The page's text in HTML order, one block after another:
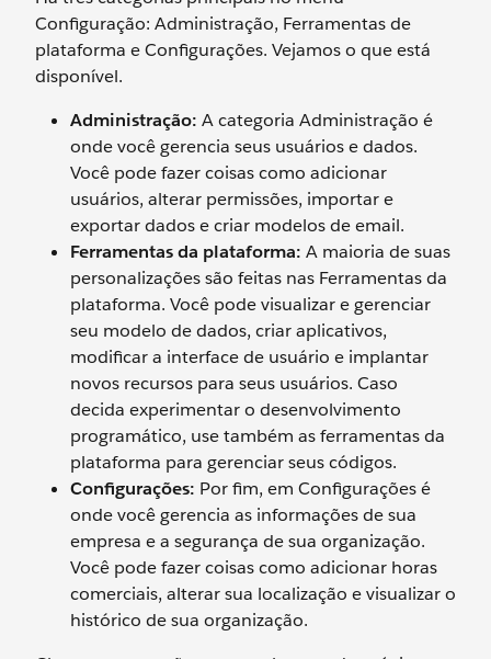
Configuração: Administração, Ferramentas de
plataforma e Configurações. Vejamos o que está
disponível.
Administração: A categoria Administração é
onde você gerencia seus usuários e dados.
Você pode fazer coisas como adicionar
usuários, alterar permissões, importar e
exportar dados e criar modelos de email.
Ferramentas da plataforma: A maioria de suas
personalizações são feitas nas Ferramentas da
plataforma. Você pode visualizar e gerenciar
seu modelo de dados, criar aplicativos,
modificar a interface de usuário e implantar
novos recursos para seus usuários. Caso
decida experimentar o desenvolvimento
programático, use também as ferramentas da
plataforma para gerenciar seus códigos.
Configurações: Por fim, em Configurações é
onde você gerencia as informações de sua
empresa e a segurança de sua organização.
Você pode fazer coisas como adicionar horas
comerciais, alterar sua localização e visualizar o
histórico de sua organização.